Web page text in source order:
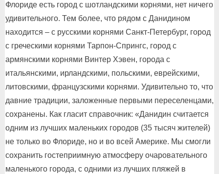
Флориде есть город с шотландскими корнями, нет ничего
удивительного. Тем более, что рядом с Данидином
находится – с русскими корнями Санкт-Петербург, город
с греческими корнями Тарпон-Спрингс, город с
армянскими корнями Винтер Хэвен, города с
итальянскими, ирландскими, польскими, еврейскими,
литовскими, французскими корнями. Удивительно то, что
давние традиции, заложенные первыми переселенцами,
сохранены. Как гласит справочник: «Данидин считается
одним из лучших маленьких городов (35 тысяч жителей)
не только во Флориде, но и во всей Америке. Мы смогли
сохранить гостеприимную атмосферу очаровательного
маленького города, с одними из лучших пляжей в